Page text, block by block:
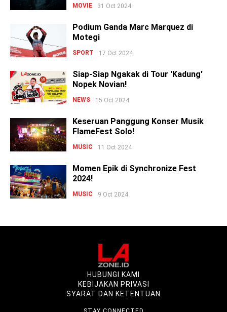
MOVIE 31 Oct 2024
Podium Ganda Marc Marquez di
Motegi
SPORT 17 Oct 2024
Siap-Siap Ngakak di Tour 'Kadung'
Nopek Novian!
NEWS 15 Oct 2024
Keseruan Panggung Konser Musik
FlameFest Solo!
MUSIC 11 Oct 2024
Momen Epik di Synchronize Fest
2024!
MUSIC 9 Oct 2024
HUBUNGI KAMI
KEBIJAKAN PRIVASI
SYARAT DAN KETENTUAN